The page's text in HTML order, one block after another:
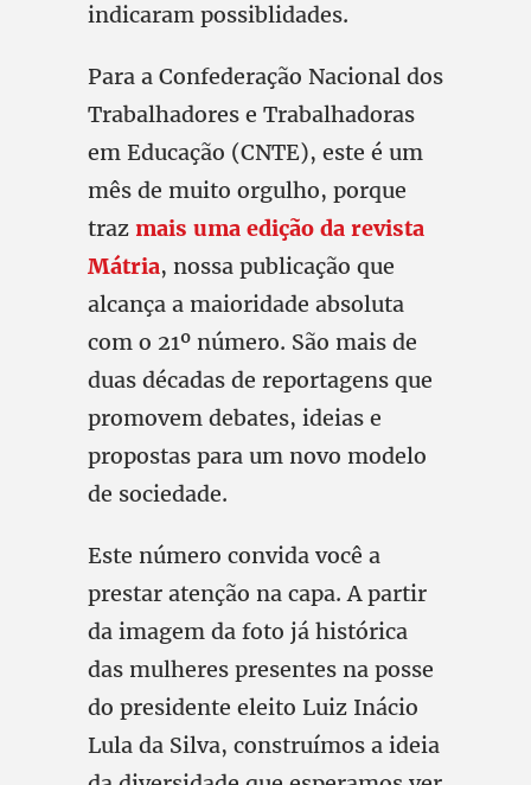
indicaram possiblidades.
Para a Confederação Nacional dos
Trabalhadores e Trabalhadoras
em Educação (CNTE), este é um
mês de muito orgulho, porque
traz mais uma edição da revista
Mátria, nossa publicação que
alcança a maioridade absoluta
com o 21º número. São mais de
duas décadas de reportagens que
promovem debates, ideias e
propostas para um novo modelo
de sociedade.
Este número convida você a
prestar atenção na capa. A partir
da imagem da foto já histórica
das mulheres presentes na posse
do presidente eleito Luiz Inácio
Lula da Silva, construímos a ideia